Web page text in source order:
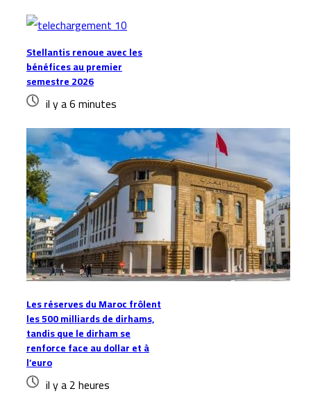
Stellantis renoue avec les
bénéfices au premier
semestre 2026
il y a 6 minutes
Les réserves du Maroc frôlent
les 500 milliards de dirhams,
tandis que le dirham se
renforce face au dollar et à
l’euro
il y a 2 heures